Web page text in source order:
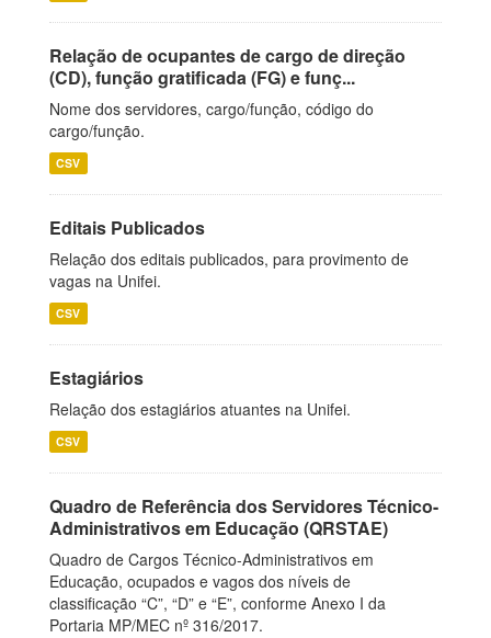
Relação de ocupantes de cargo de direção
(CD), função gratificada (FG) e funç...
Nome dos servidores, cargo/função, código do
cargo/função.
CSV
Editais Publicados
Relação dos editais publicados, para provimento de
vagas na Unifei.
CSV
Estagiários
Relação dos estagiários atuantes na Unifei.
CSV
Quadro de Referência dos Servidores Técnico-
Administrativos em Educação (QRSTAE)
Quadro de Cargos Técnico-Administrativos em
Educação, ocupados e vagos dos níveis de
classificação “C”, “D” e “E”, conforme Anexo I da
Portaria MP/MEC nº 316/2017.